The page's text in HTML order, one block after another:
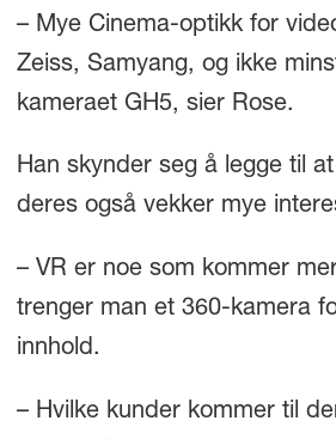
– Mye Cinema-optikk for
Zeiss, Samyang, og ikke
kameraet GH5, sier Rose.
Han skynder seg å legge til
deres også vekker mye
– VR er noe som kommer
trenger man et 360-kamera
innhold.
– Hvilke kunder kommer til